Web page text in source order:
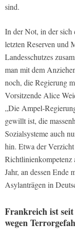
sind.
In der Not, in der sich
letzten Reserven und
Landesschutzes
man mit dem
noch, die Regierung
Vorsitzende Alice
„Die Ampel-
gewillt ist, die
Sozialsysteme auch
hin. Etwa der
Richtlinienkompetenz
Jahr, an dessen Ende
Asylanträgen in
Frankreich ist
wegen